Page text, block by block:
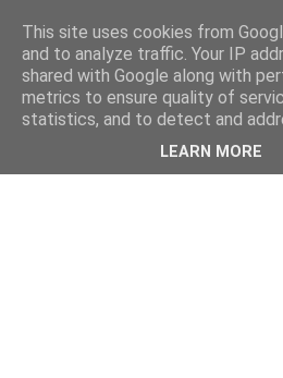
This site uses cookies from
and to analyze traffic. Your IP
shared with Google along with
metrics to ensure quality of
statistics, and to detect and
LEARN MORE